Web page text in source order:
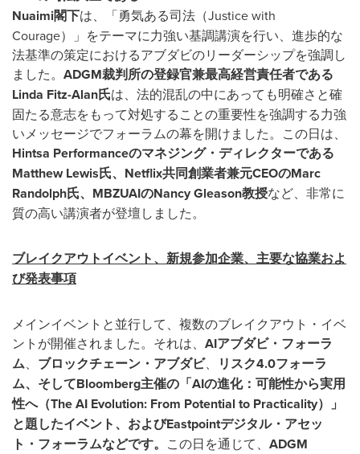
Nuaimi閣下は、「勇気ある司法（Justice with
Courage）」をテーマに力強い基調講演を行い、進歩的な
法基準の策定におけるアブダビのリーダーシップを強調し
ました。 ADGM裁判所の登録官兼最高経営責任者である
Linda Fitz-Alan氏は、法的混乱の中にあっても明確さと確
固たる意志をもって対処することの重要性を強調する力強
いメッセージでフォーラムの幕を開けました。この日は、
Hintsa Performanceのマネジング・ディレクターである
Matthew Lewis氏、Netflix共同創業者兼元CEOのMarc
Randolph氏、MBZUAIのNancy Gleason教授など、非常に
質の高い講演者が登壇しました。
ブレイクアウトイベント、新規参加企業、主要な協業およ
び発表事項
メインイベントと並行して、複数のブレイクアウト・イベ
ントが開催されました。それは、 AIアブダビ・フォーラ
ム、 ブロックチェーン・アブダビ、 リスク4.0フォーラ
ム、そしてBloomberg主催の「AIの進化：可能性から実用
性へ（The AI Evolution: From Potential to Practicality）」
と題したイベント、およびEastpointデジタル・アセッ
ト・フォーラムなどです。 この日を通じて、 ADGM